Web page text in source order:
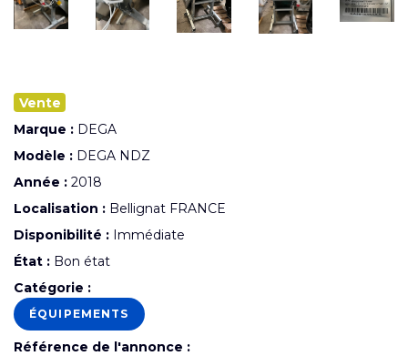
Vente
Marque : DEGA
Modèle : DEGA NDZ
Année : 2018
Localisation : Bellignat FRANCE
Disponibilité : Immédiate
État : Bon état
Catégorie :
ÉQUIPEMENTS
Référence de l'annonce :